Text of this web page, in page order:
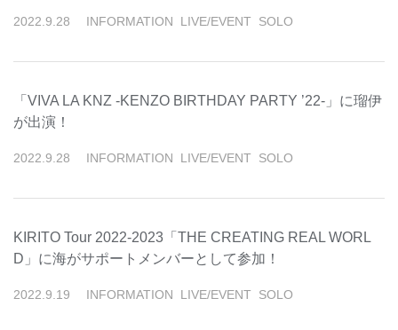
2022 9 28 INFORMATION LIVE/EVENT SOLO
「VIVA LA KNZ -KENZO BIRTHDAY PARTY ’22-」に瑠伊
が出演！
2022 9 28 INFORMATION LIVE/EVENT SOLO
KIRITO Tour 2022-2023「THE CREATING REAL WORL
D」に海がサポートメンバーとして参加！
2022 9 19 INFORMATION LIVE/EVENT SOLO